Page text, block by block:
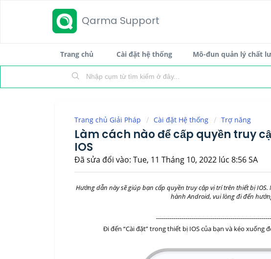
Qarma Support
Trang chủ Cài đặt hệ thống Mô-đun quản lý chất
Trang chủ Giải Pháp Cài đặt Hệ thống Trợ năng
Làm cách nào để cấp quyền truy
IOS
Đã sửa đổi vào: Tue, 11 Tháng 10, 2022 lúc 8:56 SA
Hướng dẫn này sẽ giúp bạn cấp quyền truy cập vị trí trên thiết bị
hành Android, vui lòng đi đến
Đi đến “Cài đặt” trong thiết bị IOS của bạn và kéo xuống